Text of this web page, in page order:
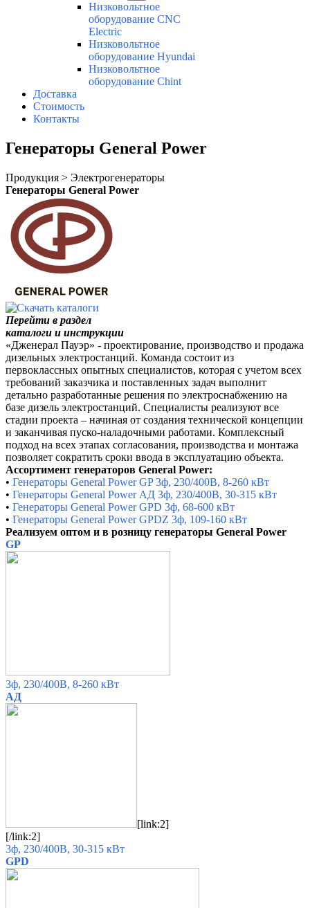
Низковольтное
оборудование CNC
Electric
Низковольтное
оборудование Hyundai
Низковольтное
оборудование Chint
Доставка
Стоимость
Контакты
Генераторы General Power
Продукция > Электрогенераторы
Генераторы General Power
Перейти в раздел
каталоги и инструкции
«Дженерал Пауэр» - проектирование, производство и продажа
дизельных электростанций. Команда состоит из
первоклассных опытных специалистов, которая с учетом всех
требований заказчика и поставленных задач выполнит
детально разработанные решения по электроснабжению на
базе дизель электростанций. Специалисты реализуют все
стадии проекта – начиная от создания технической концепции
и заканчивая пуско-наладочными работами. Комплексный
подход на всех этапах согласования, производства и монтажа
позволяет сократить сроки ввода в эксплуатацию объекта.
Ассортимент генераторов General Power:
• Генераторы General Power GP3ф, 230/400В, 8-260 кВт
• Генераторы General Power АД 3ф, 230/400В, 30-315 кВт
• Генераторы General Power GPD 3ф, 68-600 кВт
• Генераторы General Power GPDZ 3ф, 109-160 кВт
Реализуем оптом и в розницу генераторы General Power
GP
3ф, 230/400В, 8-260 кВт
АД
[link:2]
[/link:2]
3ф, 230/400В, 30-315 кВт
GPD